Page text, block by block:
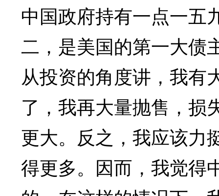
中国政府持有一点一五
二，是美国的第一大债
从投资的角度讲，我有
了，我再大量抛售，损
更大。反之，我应该力
得更多。因而，我觉得